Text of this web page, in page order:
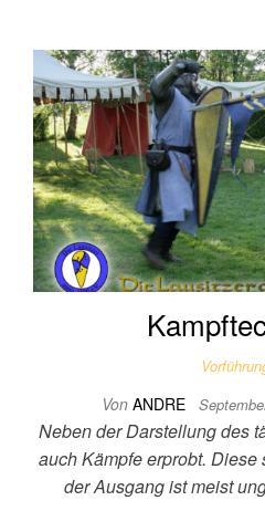
Von ANDRE
Neben der Darstellung des
auch Kämpfe erprobt.
der Ausgang ist meist